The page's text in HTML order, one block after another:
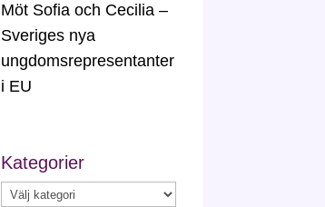
Möt Sofia och Cecilia –
Sveriges nya
ungdomsrepresentanter
i EU
Kategorier
Kategorier